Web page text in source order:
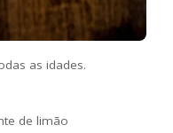
as idades.
de limão